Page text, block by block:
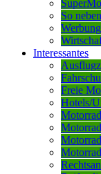
So
Werbung
Interessantes
Freie
Hotels/